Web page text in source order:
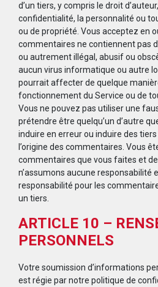
d’un tiers, y compris le droit
confidentialité, la personnalité ou
ou de propriété. Vous acceptez en
commentaires ne contiennent pas
ou autrement illégal, abusif ou
aucun virus informatique ou autre
pourrait affecter de quelque
fonctionnement du Service ou de
Vous ne pouvez pas utiliser une
prétendre être quelqu’un d’autre
induire en erreur ou induire des
l’origine des commentaires. Vous
commentaires que vous faites et
n’assumons aucune responsabilité
responsabilité pour les
un tiers.
ARTICLE 10 –
PERSONNELS
Votre soumission d’informations
est régie par notre politique de